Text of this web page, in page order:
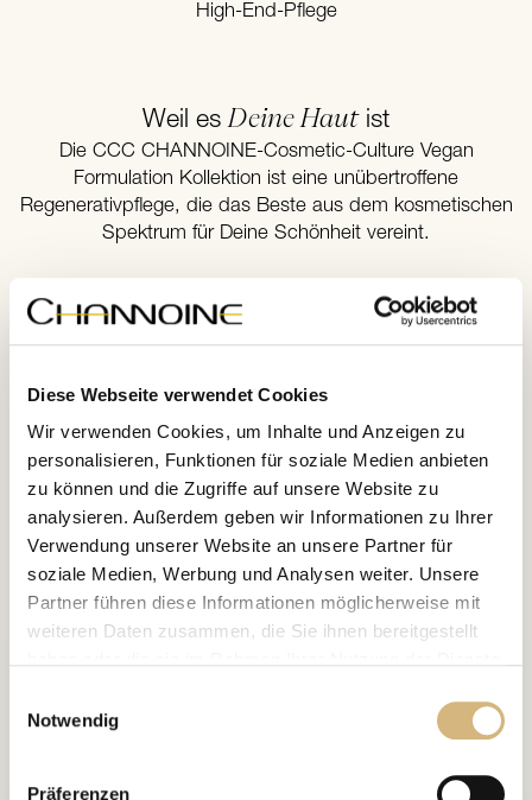
Diese Webseite verwendet Cookies
Wir verwenden Cookies, um Inhalte und Anzeigen zu
personalisieren, Funktionen für soziale Medien anbieten
zu können und die Zugriffe auf unsere Website zu
analysieren. Außerdem geben wir Informationen zu Ihrer
Verwendung unserer Website an unsere Partner für
soziale Medien, Werbung und Analysen weiter. Unsere
Partner führen diese Informationen möglicherweise mit
weiteren Daten zusammen, die Sie ihnen bereitgestellt
und im
mehr darüber, wer wir sind, wie Sie uns
Notwendig
Präferenzen
High-End-Pflege
Weil esDeine Hautist
Die CCC CHANNOINE-Cosmetic-Culture Vegan
Formulation Kollektion ist eine unübertroffene
Regenerativpflege, die das Beste aus dem kosmetischen
Spektrum für Deine Schönheit vereint.
DieInnovation
(Feinstaub) Additive aus. Eine vegane System-High-End-
Pflege, die allen Facetten der Hautalterung entgegenwirkt
und umweltbedingte Hautbelastungen neutralisiert.